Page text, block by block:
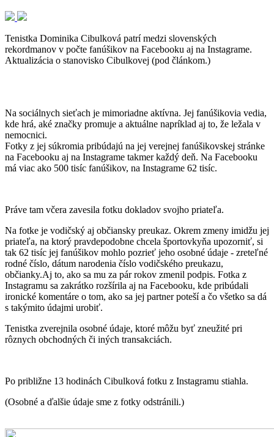
Tenistka Dominika Cibulková patrí medzi slovenských
rekordmanov v počte fanúšikov na Facebooku aj na Instagrame.
Aktualizácia o stanovisko Cibulkovej (pod článkom.)
Na sociálnych sieťach je mimoriadne aktívna. Jej fanúšikovia vedia,
kde hrá, aké značky promuje a aktuálne napríklad aj to, že ležala v
nemocnici.
Fotky z jej súkromia pribúdajú na jej verejnej fanúšikovskej stránke
na Facebooku aj na Instagrame takmer každý deň. Na Facebooku
má viac ako 500 tisíc fanúšikov, na Instagrame 62 tisíc.
Práve tam včera zavesila fotku dokladov svojho priateľa.
Na fotke je vodičský aj občiansky preukaz. Okrem zmeny imidžu jej
priateľa, na ktorý pravdepodobne chcela športovkyňa upozorniť, si
tak 62 tisíc jej fanúšikov mohlo pozrieť jeho osobné údaje - zreteľné
rodné číslo, dátum narodenia číslo vodičského preukazu,
občianky.Aj to, ako sa mu za pár rokov zmenil podpis. Fotka z
Instagramu sa zakrátko rozšírila aj na Facebooku, kde pribúdali
ironické komentáre o tom, ako sa jej partner poteší a čo všetko sa dá
s takýmito údajmi urobiť.
Tenistka zverejnila osobné údaje, ktoré môžu byť zneužité pri
rôznych obchodných či iných transakciách.
Po približne 13 hodinách Cibulková fotku z Instagramu stiahla.
(Osobné a ďalšie údaje sme z fotky odstránili.)